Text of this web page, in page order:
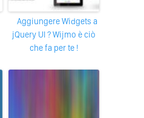
Aggiungere Widgets a
jQuery UI ? Wijmo è ciò
che fa per te !